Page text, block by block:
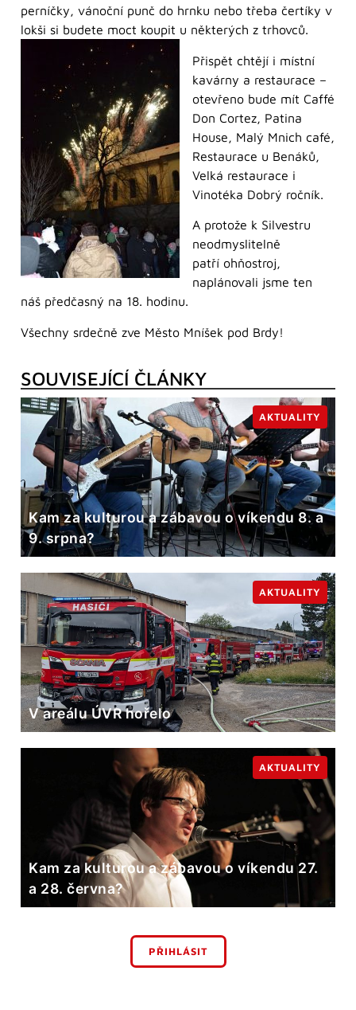
perníčky, vánoční punč do hrnku nebo třeba čertíky v
lokši si budete moct koupit u některých z trhovců.
Přispět chtějí i místní
kavárny a restaurace –
otevřeno bude mít Caffé
Don Cortez, Patina
House, Malý Mnich café,
Restaurace u Benáků,
Velká restaurace i
Vinotéka Dobrý ročník.
A protože k Silvestru
neodmyslitelně
patří ohňostroj,
naplánovali jsme ten
náš předčasný na 18. hodinu.
Všechny srdečně zve Město Mníšek pod Brdy!
SOUVISEJÍCÍ ČLÁNKY
Kam za kulturou a zábavou o víkendu 8. a
9. srpna?
AKTUALITY
V areálu ÚVR hořelo
AKTUALITY
Kam za kulturou a zábavou o víkendu 27.
a 28. června?
AKTUALITY
PŘIHLÁSIT